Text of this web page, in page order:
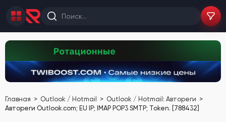
Главная Outlook / Hotmail
Outlook / Hotmail: Автореги
Автореги Outlook.com; EU IP; IMAP POP3 SMTP; Token. [788432]